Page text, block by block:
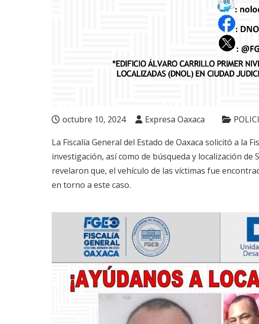
octubre 10, 2024 Expresa Oaxaca
La Fiscalía General del Estado de Oaxaca solicitó a la
investigación, así como de búsqueda y localización
revelaron que, el vehículo de las víctimas fue
en torno a este caso.